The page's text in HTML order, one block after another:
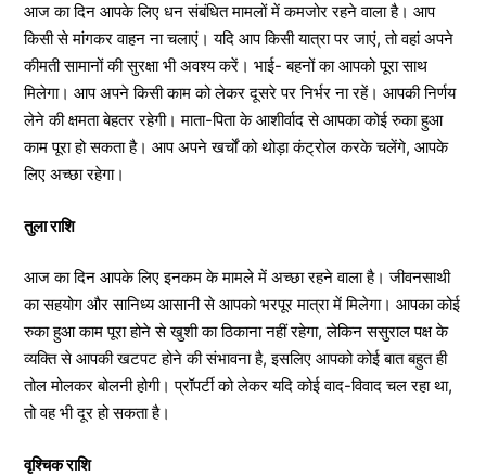
आज का दिन आपके लिए धन संबंधित मामलों में कमजोर रहने वाला है। आप
किसी से मांगकर वाहन ना चलाएं। यदि आप किसी यात्रा पर जाएं, तो वहां अपने
कीमती सामानों की सुरक्षा भी अवश्य करें। भाई- बहनों का आपको पूरा साथ
मिलेगा। आप अपने किसी काम को लेकर दूसरे पर निर्भर ना रहें। आपकी निर्णय
लेने की क्षमता बेहतर रहेगी। माता-पिता के आशीर्वाद से आपका कोई रुका हुआ
काम पूरा हो सकता है। आप अपने खर्चों को थोड़ा कंट्रोल करके चलेंगे, आपके
लिए अच्छा रहेगा।
तुला राशि
आज का दिन आपके लिए इनकम के मामले में अच्छा रहने वाला है। जीवनसाथी
का सहयोग और सानिध्य आसानी से आपको भरपूर मात्रा में मिलेगा। आपका कोई
रुका हुआ काम पूरा होने से खुशी का ठिकाना नहीं रहेगा, लेकिन ससुराल पक्ष के
व्यक्ति से आपकी खटपट होने की संभावना है, इसलिए आपको कोई बात बहुत ही
तोल मोलकर बोलनी होगी। प्रॉपर्टी को लेकर यदि कोई वाद-विवाद चल रहा था,
तो वह भी दूर हो सकता है।
वृश्चिक राशि